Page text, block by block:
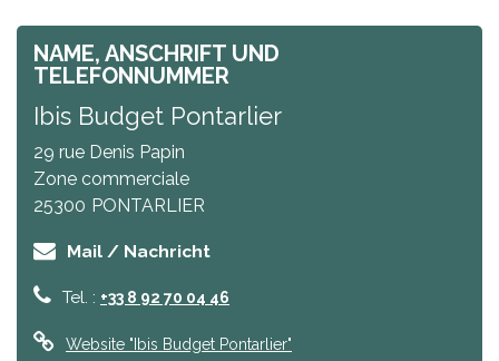
NAME, ANSCHRIFT UND
TELEFONNUMMER
Ibis Budget Pontarlier
29 rue Denis Papin
Zone commerciale
25300 PONTARLIER
Mail / Nachricht
Tel. : +33 8 92 70 04 46
Website "Ibis Budget Pontarlier"